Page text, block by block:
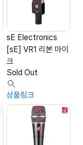
sE Electronics
[sE] VR1 리본 마이
크
Sold Out
상품링크